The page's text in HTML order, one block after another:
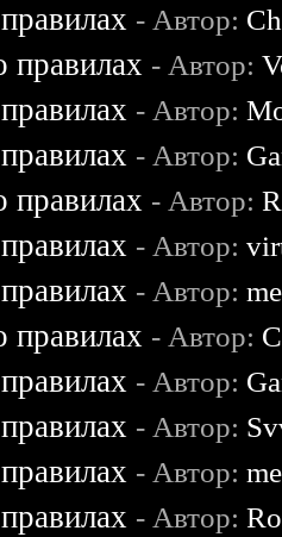
- Автор:
правилах - Автор:
- Автор:
- Автор:
правилах - Автор:
- Автор:
- Автор:
правилах - Автор:
- Автор:
- Автор:
- Автор:
- Автор: